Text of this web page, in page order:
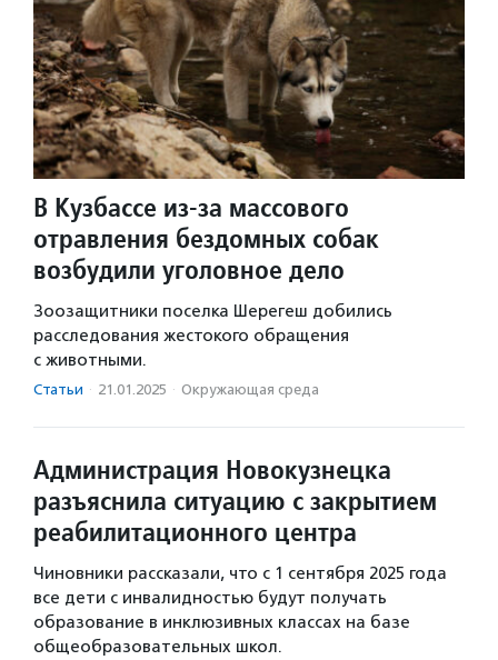
В Кузбассе из-за массового
отравления бездомных собак
возбудили уголовное дело
Зоозащитники поселка Шерегеш добились
расследования жестокого обращения
с животными.
Статьи · 21.01.2025 · Окружающая среда
Администрация Новокузнецка
разъяснила ситуацию с закрытием
реабилитационного центра
Чиновники рассказали, что с 1 сентября 2025 года
все дети с инвалидностью будут получать
образование в инклюзивных классах на базе
общеобразовательных школ.